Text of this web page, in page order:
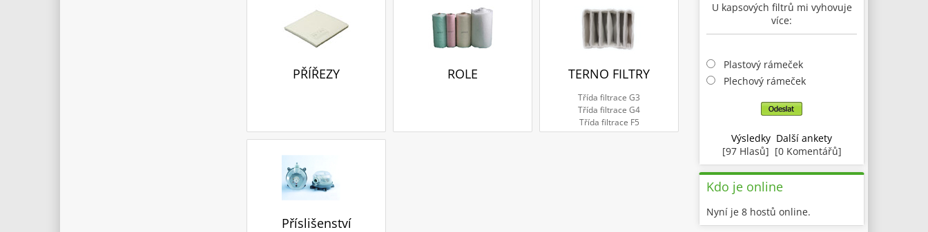
PŘÍŘEZY ROLE TERNO FILTRY
Třída filtrace G3
Třída filtrace G4
Třída filtrace F5
Příslišenství
U kapsových filtrů mi vyhovuje
více:
Plastový rámeček
Plechový rámeček
Výsledky Další ankety
[97 Hlasů] [0 Komentářů]
Kdo je online
Nyní je 8 hostů online.